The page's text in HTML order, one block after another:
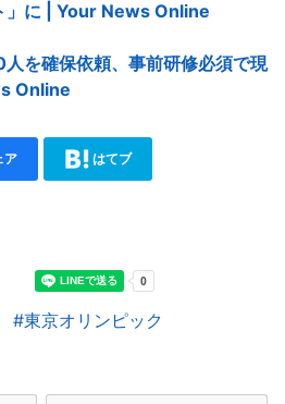
」に | Your News Online
を確保依頼、事前研修必須で現
Online
ア はてブ
東京オリンピック